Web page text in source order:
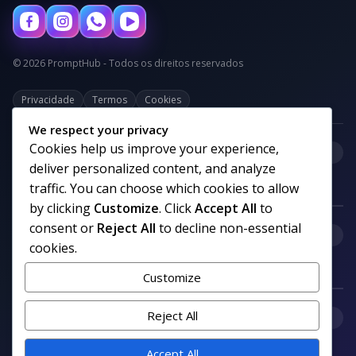
© 2026 PromptHub - Todos os direitos reservados
Privacidade Termos Cookies
Categorias
Links uteis
We respect your privacy
Cookies help us improve your experience,
deliver personalized content, and analyze
traffic. You can choose which cookies to allow
by clicking Customize. ClickAccept All to
consent or Reject All to decline non-essential
cookies.
Customize
Reject All